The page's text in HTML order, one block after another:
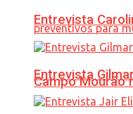
Campo Mourão
Entrevista
Entrevista